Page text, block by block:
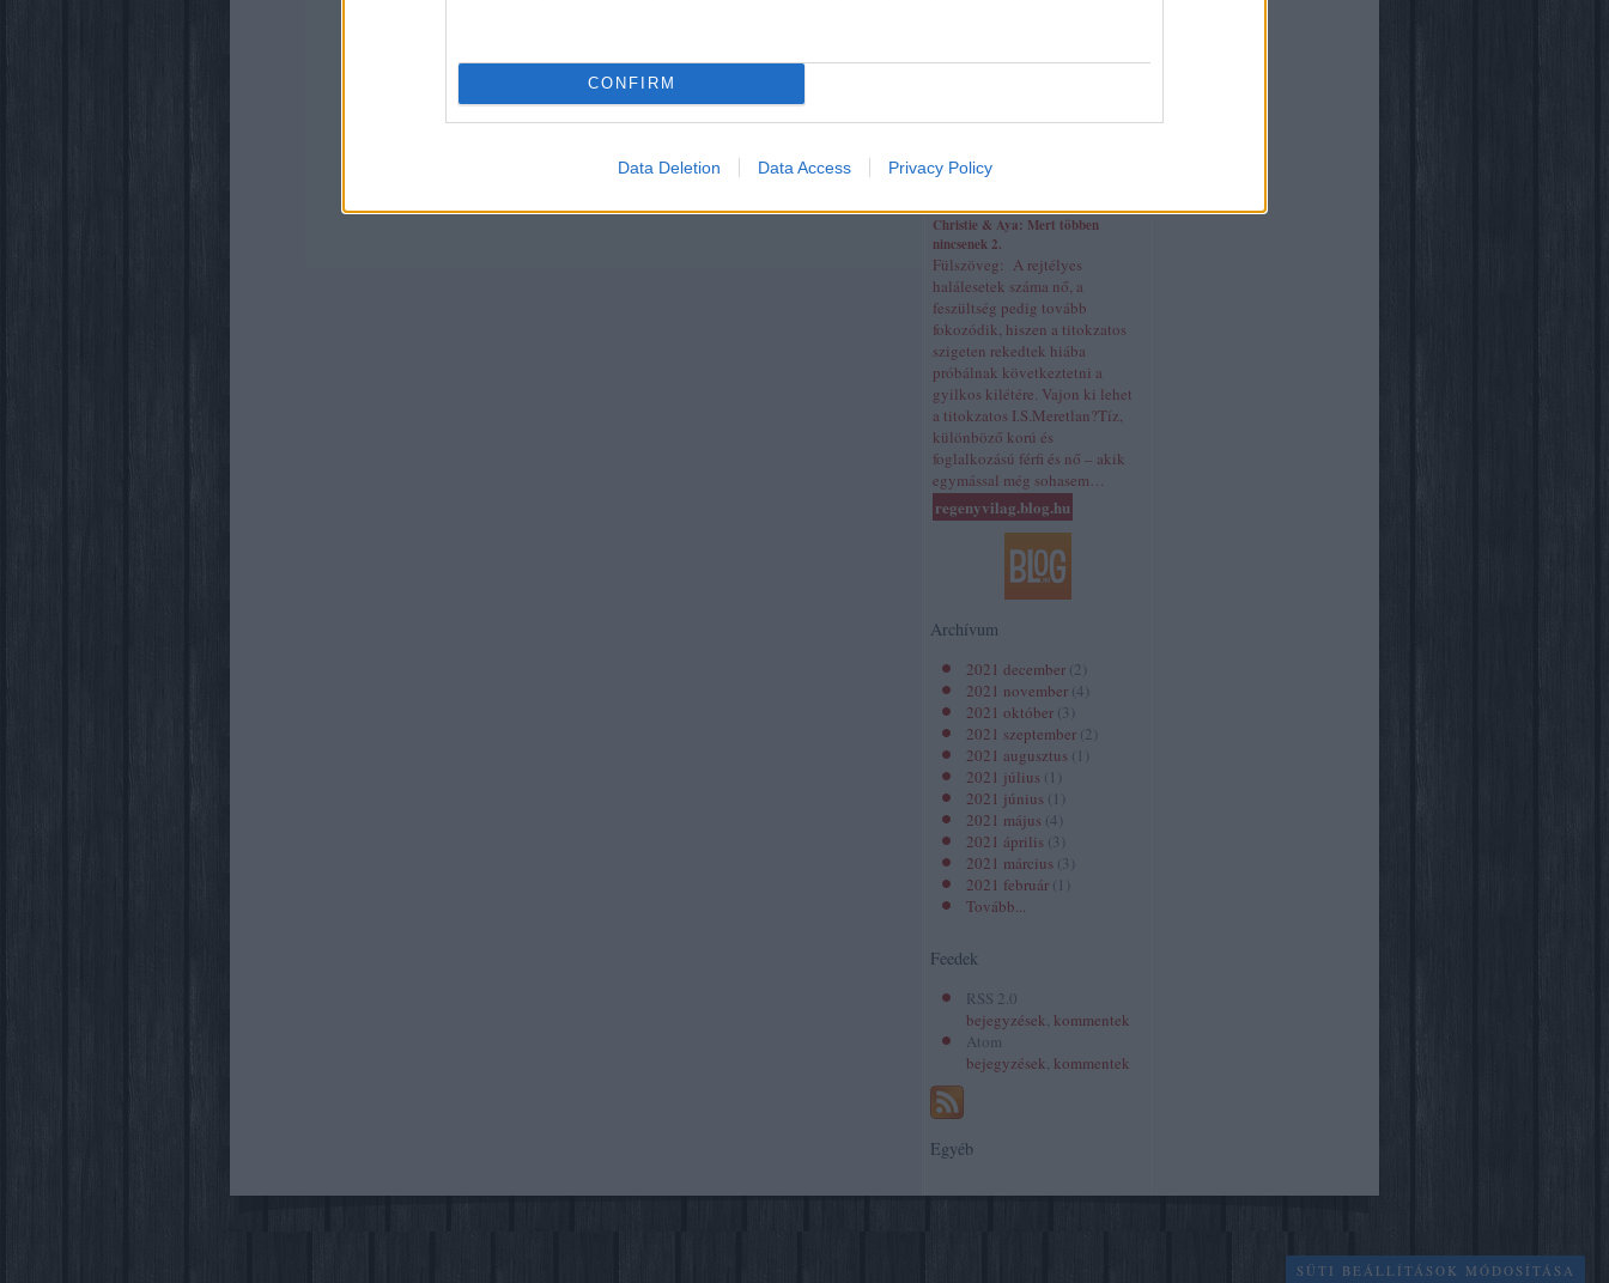
CONFIRM
Data Deletion Data Access Privacy Policy
Christie & Aya: Mert többen
nincsenek 2.
Fülszöveg: A rejtélyes
halálesetek száma nő, a
feszültség pedig tovább
fokozódik, hiszen a titokzatos
szigeten rekedtek hiába
próbálnak következtetni a
gyilkos kilétére. Vajon ki lehet
a titokzatos I.S.Meretlan?Tíz,
különböző korú és
foglalkozású férfi és nő – akik
egymással még sohasem…
regenyvilag.blog.hu
Archívum
2021 december (2
2021 november (4
2021 október (3
2021 szeptember (2
2021 augusztus ( 1
2021 július ( 1
2021 június ( 1
2021 május (4
2021 április (3
2021 március (3
2021 február ( 1
Tovább...
Feedek
RSS 2.0
bejegyzések, kommentek
Atom
bejegyzések, kommentek
Egyéb
SÜTI BEÁLLÍTÁSOK MÓDOSÍTÁSA